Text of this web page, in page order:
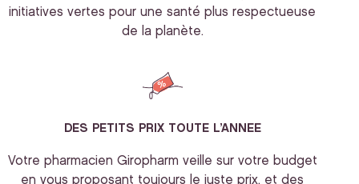
initiatives vertes pour une santé plus respectueuse
de la planète.
DES PETITS PRIX TOUTE L’ANNEE
Votre pharmacien Giropharm veille sur votre budget
en vous proposant toujours le juste prix, et des